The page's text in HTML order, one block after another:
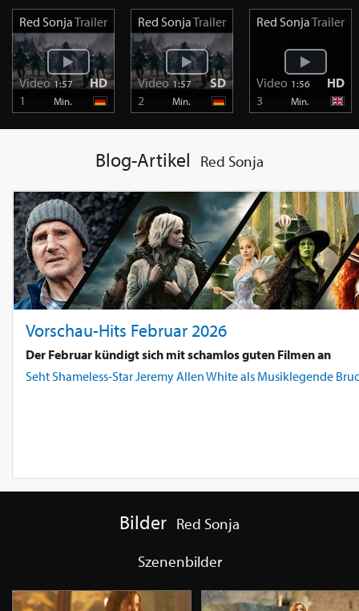
Red SonjaTrailer
Video
1
1:57
Min.
HD
Red SonjaTrailer
Video
2
1:57
Min.
SD
Red SonjaTrailer
Video
3
1:56
Min.
HD
Blog-Artikel Red Sonja
Vorschau-Hits Februar 2026
Der Februar kündigt sich mit schamlos guten Filmen an
Seht Shameless-Star Jeremy Allen White als Musiklegende
Bilder Red Sonja
Szenenbilder